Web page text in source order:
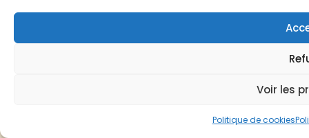
Voir les
Politique de cookies